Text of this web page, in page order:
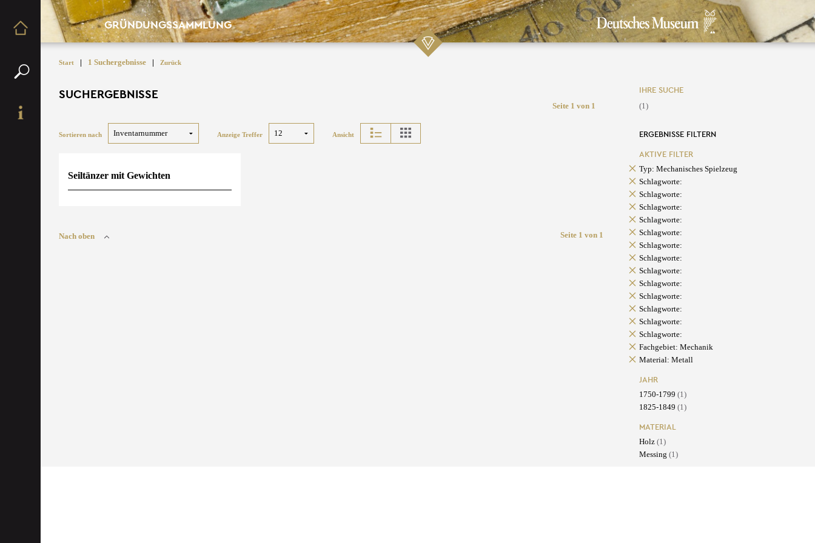
GRÜNDUNGSSAMMLUNG
Start | 1 Suchergebnisse | Zurück
SUCHERGEBNISSE
Seite 1 von 1
Sortieren nach Anzeige Treffer Ansicht
Seiltänzer mit Gewichten
Nach oben Seite 1 von 1
IHRE SUCHE
(1)
ERGEBNISSE FILTERN
AKTIVE FILTER
Typ: Mechanisches Spielzeug
Schlagworte:
Schlagworte:
Schlagworte:
Schlagworte:
Schlagworte:
Schlagworte:
Schlagworte:
Schlagworte:
Schlagworte:
Schlagworte:
Schlagworte:
Schlagworte:
Schlagworte:
Fachgebiet: Mechanik
Material: Metall
JAHR
1750-1799 (1)
1825-1849 (1)
MATERIAL
Holz (1)
Messing (1)